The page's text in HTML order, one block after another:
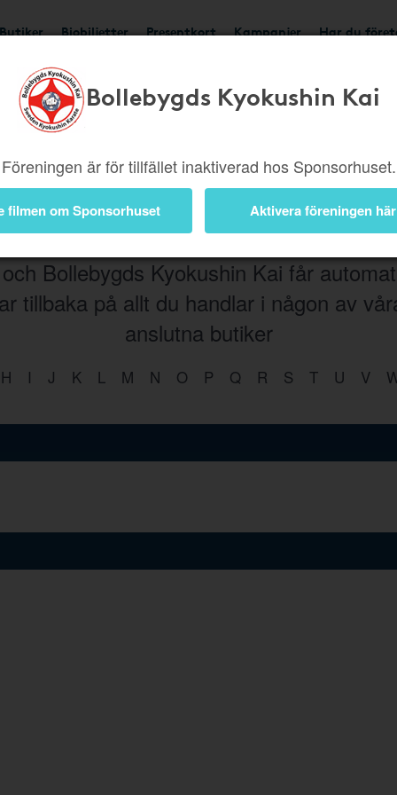
Butiker Biobiljetter Presentkort Kampanjer Har du
Bollebygds Kyokushin Kai
Föreningen är för tillfället inaktiverad hos Sponsorhuset.
filmen om Sponsorhuset Aktivera föreningen här
Elektronik
Bollebygds Kyokushin Kai får
tillbaka på allt du handlar i någon av
anslutna butiker
H I J K L M N O P Q R S T U V